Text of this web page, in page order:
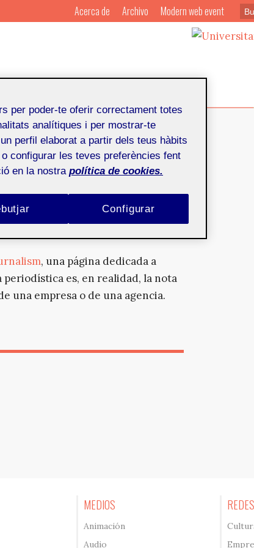
PorMosaic Publicado en 23 de març de 2011
, una página dedicada a
es, en realidad, la nota
una empresa o de una agencia.
MEDIOS
Animación
Audio
REDES
Acerca de Archivo Modern web event
per poder-te oferir correctament totes
analítiques i per mostrar-te
perfil elaborat a partir dels teus hàbits
configurar les teves preferències fent
en la nostra política de cookies.
Configurar